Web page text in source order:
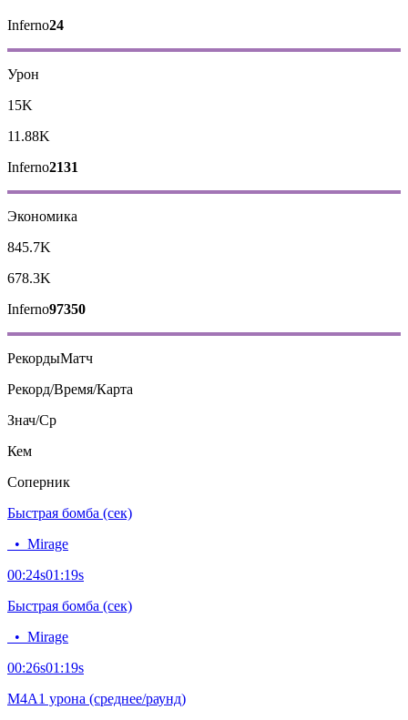
Inferno24
Урон
15K
11.88K
Inferno2131
Экономика
845.7K
678.3K
Inferno97350
РекордыМатч
Рекорд/Время/Карта
Знач/Ср
Кем
Соперник
Быстрая бомба (сек)
• Mirage
00:24s01:19s
Быстрая бомба (сек)
• Mirage
00:26s01:19s
M4A1 урона (среднее/раунд)